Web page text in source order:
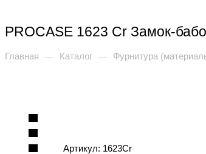
PROCASE 1623 Cr Замок-
Главная — Каталог — Фурнитура
Артикул: 1623Cr